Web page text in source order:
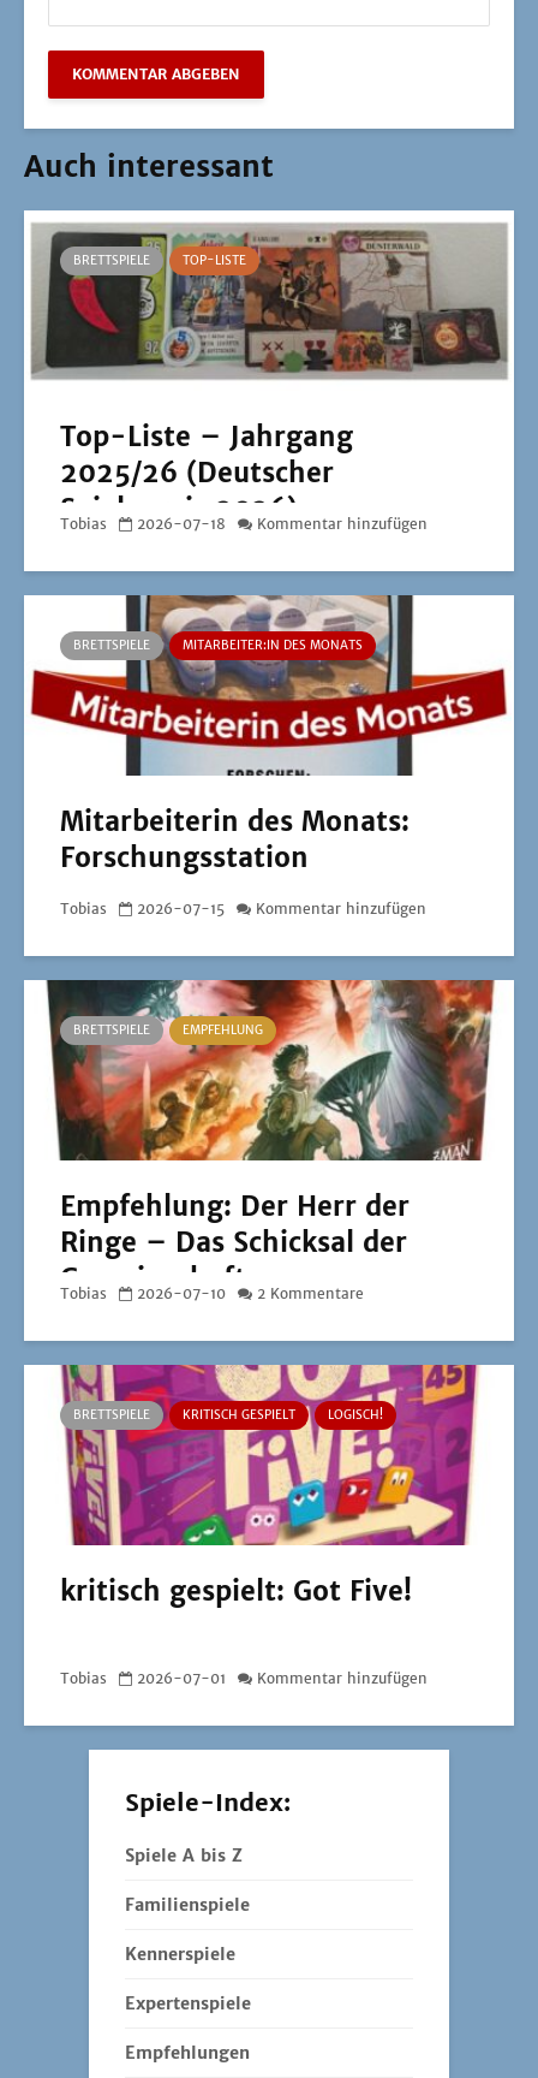
Auch interessant
BRETTSPIELE TOP-LISTE
Top-Liste – Jahrgang
2025/26 (Deutscher
Spielepreis 2026)
Tobias 2026-07-18 Kommentar hinzufügen
BRETTSPIELE MITARBEITER:IN DES MONATS
Mitarbeiterin des Monats:
Forschungsstation
Tobias 2026-07-15 Kommentar hinzufügen
BRETTSPIELE EMPFEHLUNG
Empfehlung: Der Herr der
Ringe – Das Schicksal der
Gemeinschaft
Tobias 2026-07-10 2 Kommentare
BRETTSPIELE KRITISCH GESPIELT LOGISCH!
kritisch gespielt: Got Five!
Tobias 2026-07-01 Kommentar hinzufügen
Spiele-Index:
Spiele A bis Z
Familienspiele
Kennerspiele
Expertenspiele
Empfehlungen